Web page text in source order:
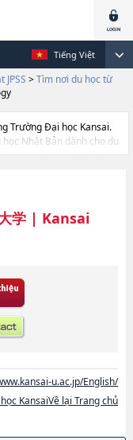
Tiếng Việt
> Tìm nơi du học từ
Trường Đại học Kansai.
học Nhật Bản dành cho du
hội Asia Gakusei Bunka
and Well-
như thông tin chi tiết
tin du học liên quan
này.Ngoài ra còn có
học, trường đại học
học sinh.
学| Kansai
u.ac.jp/English/
KansaiVề lại Trang chủ